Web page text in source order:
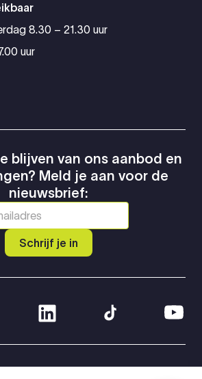
8.30 – 21.30 uur
uur
blijven van ons aanbod en
Meld je aan voor de
nieuwsbrief:
Schrijf je in